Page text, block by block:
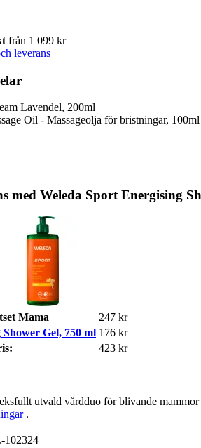
från 1 099 kr
leverans
Lavendel, 200ml
Oil - Massageolja för bristningar, 100ml
med Weleda Sport Energising
Mama
247 kr
Gel, 750 ml 176 kr
423 kr
utvald vårdduo för blivande
.
102324